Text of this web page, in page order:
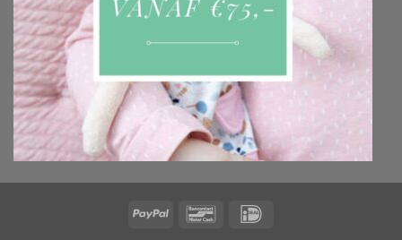
PayPal Bancontact